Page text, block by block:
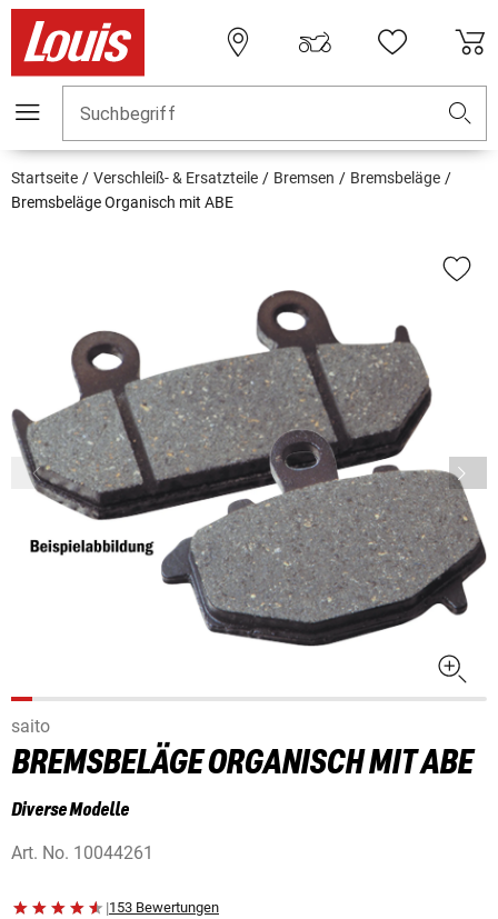
Suchbegriff
Startseite Verschleiß- & Ersatzteile Bremsen
Bremsbeläge
Bremsbeläge Organisch mit ABE
saito
BREMSBELÄGE ORGANISCH MIT ABE
Diverse Modelle
Art. No. 10044261
|153 Bewertungen